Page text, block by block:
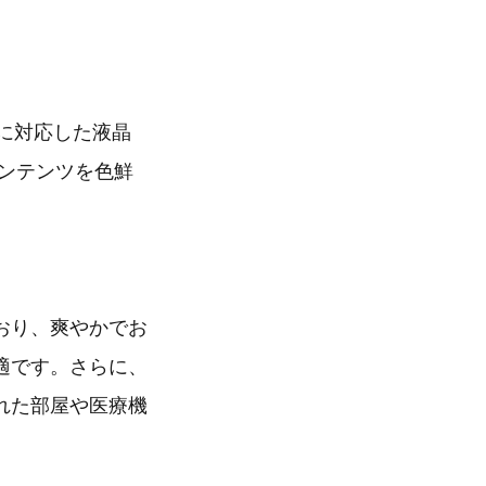
対応した液晶
テンツを色鮮
り、爽やかでお
す。さらに、
た部屋や医療機